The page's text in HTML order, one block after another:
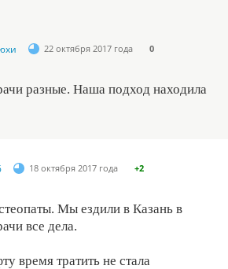
22 октября 2017 года 0
разные. Наша подход находила
18 октября 2017 года +2
Мы ездили в Казань в
все дела.
время тратить не стала